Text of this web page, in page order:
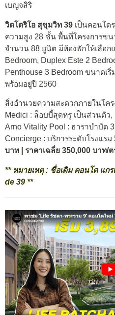
เบญจสิริ
วิตโตริโอ สุขุมวิท 39 เป็นคอนโด
ความสูง 28 ชั้น พื้นที่โครงการขน
จำนวน 88 ยูนิต มีห้องพักให้เลือก
Bedroom, Duplex Este 2
Penthouse 3 Bedroom ขนาดเ
พร้อมอยู่ปี 2560
สิ่งอำนวยความสะดวกภายในโค
Medici : ล็อบบี้สุดหรู เป็นส่วนตัว
Arno Vitality Pool : ธาราบำบัด
Concierge : บริการระดับโรงแรม
บาท | ราคาเฉลี่ย 350,000 บาท/ต
** หมายเหตุ : ชื่อเดิม คอนโด แกร
de 39 **